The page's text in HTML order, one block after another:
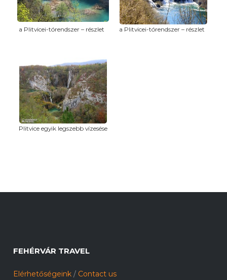
a Plitvicei-tórendszer – részlet a Plitvicei-tórendszer – részlet
Plitvice egyik legszebb vízesése
FEHÉRVÁR TRAVEL
Elérhetőségeink / Contact us